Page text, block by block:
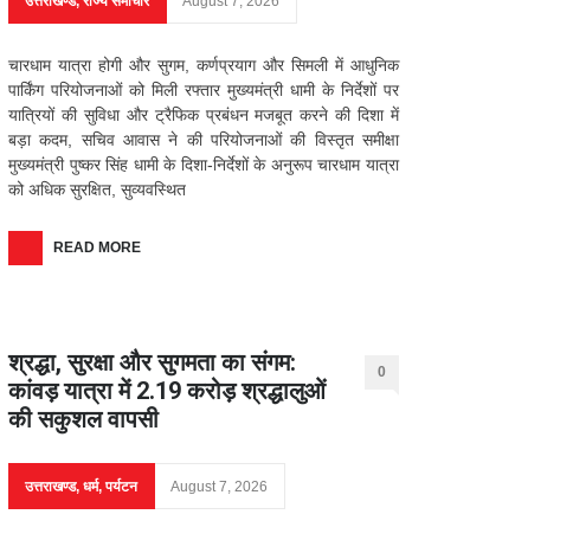
चारधाम यात्रा होगी और सुगम, कर्णप्रयाग और सिमली में आधुनिक
पार्किंग परियोजनाओं को मिली रफ्तार मुख्यमंत्री धामी के निर्देशों पर
यात्रियों की सुविधा और ट्रैफिक प्रबंधन मजबूत करने की दिशा में
बड़ा कदम, सचिव आवास ने की परियोजनाओं की विस्तृत समीक्षा
मुख्यमंत्री पुष्कर सिंह धामी के दिशा-निर्देशों के अनुरूप चारधाम यात्रा
को अधिक सुरक्षित, सुव्यवस्थित
READ MORE
श्रद्धा, सुरक्षा और सुगमता का संगम:
कांवड़ यात्रा में 2.19 करोड़ श्रद्धालुओं
की सकुशल वापसी
0
उत्तराखण्ड, धर्म,पर्यटन August 7, 2026